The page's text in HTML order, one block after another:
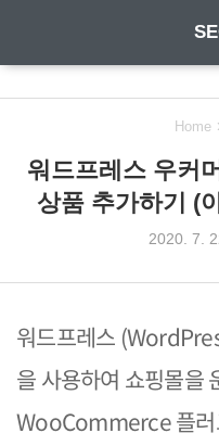
Home
워드프레스 우커머스에서 외부
워드프레스 우커
상품 추가하기 (
2020. 7.
워드프레스
을 사용하여 쇼핑몰을
WooCommerce 플러